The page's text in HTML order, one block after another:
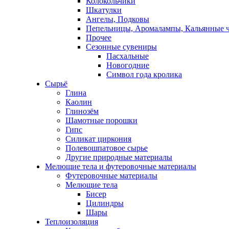
Шкатулки
Ангелы, Подковы
Пепельницы, Аромалампы, Кальянные
Прочее
Сезонные сувениры
Пасхальные
Новогодние
Символ года кролика
Сырьё
Глина
Каолин
Глинозём
Шамотные порошки
Гипс
Силикат циркония
Полевошпатовое сырье
Другие природные материалы
Мелющие тела и футеровочные материалы
Футеровочные материалы
Мелющие тела
Бисер
Цилиндры
Шары
Теплоизоляция